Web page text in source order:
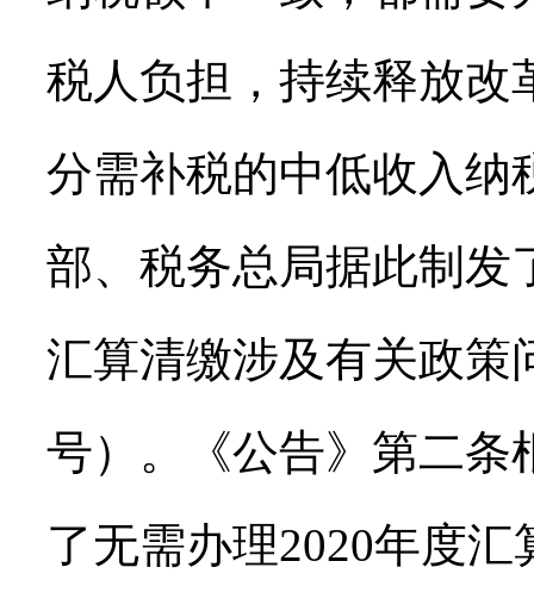
税人负担，持续释放改
分需补税的中低收入纳
部、税务总局据此制发
汇算清缴涉及有关政策
号）。《公告》第二条
了无需办理2020年度